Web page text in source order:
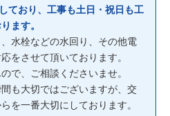
ており、工事も土日・祝日も工
ます。
水栓などの水回り、その他電
をさせて頂いております。
で、ご相談くださいませ。
も大切ではございますが、交
を一番大切にしております。